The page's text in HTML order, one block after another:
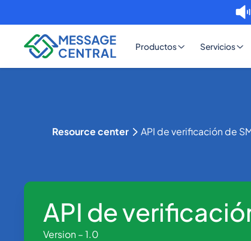
Productos Servicios
Resource center API de verificación de
API de
Version – 1.0